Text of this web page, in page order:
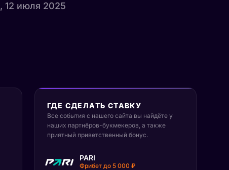
, 12 июля 2025
ГДЕ СДЕЛАТЬ СТАВКУ
Все события с нашего сайта вы найдёте у
наших партнёров-букмекеров, а также
приятный приветственный бонус.
PARI
Фрибет до 5 000 ₽